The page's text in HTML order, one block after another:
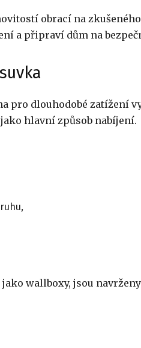
obrací na zkušeného
a připraví dům na
pro dlouhodobé zatížení
hlavní způsob nabíjení.
wallboxy, jsou